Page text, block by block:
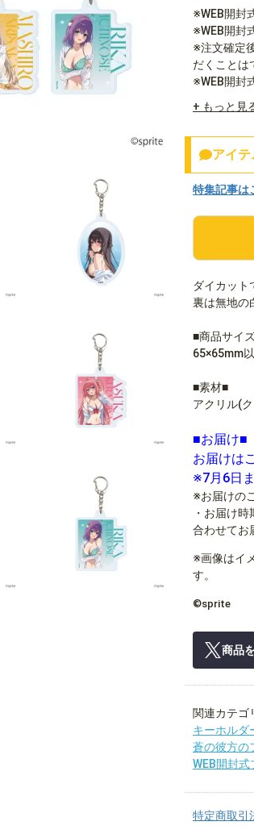
※WEB開封
※WEB開封
※注文確定
だくことは
※WEB開封
+ もっと見
アイテ
特集記事は
ダイカット
裏は無地の
■商品サイ
65×65mm
■素材■
アクリル(
■お届け■
お届けは
※7月6日
※お届けの
・お届け
合わせてお
※画像はイ
す。
©sprite
商品
関連カテゴ
キーホルダ
蒼の彼方の
WEB開封
特定商取引